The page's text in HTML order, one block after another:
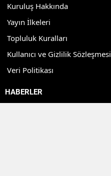
Kuruluş Hakkında
Yayın İlkeleri
Topluluk Kuralları
Kullanıcı ve Gizlilik Sözleşmesi
Veri Politikası
HABERLER